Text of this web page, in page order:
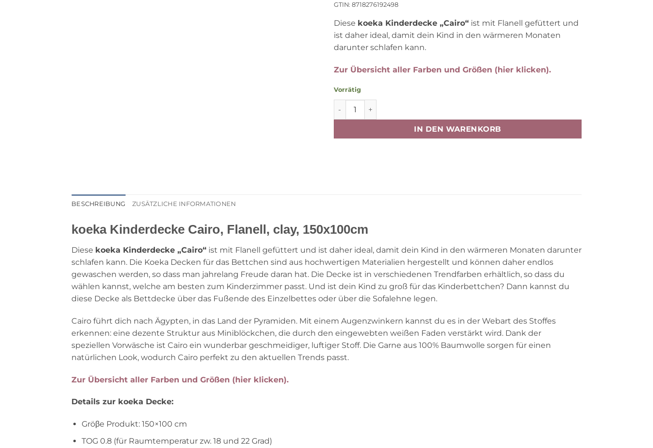
GTIN: 8718276192498
Diese koeka Kinderdecke „Cairo“ ist mit Flanell gefüttert und
ist daher ideal, damit dein Kind in den wärmeren Monaten
darunter schlafen kann.
Zur Übersicht aller Farben und Größen (hier klicken).
Vorrätig
koeka Kinderdecke Cairo, Flanell, clay, 150x100cm Menge
IN DEN WARENKORB
BESCHREIBUNG ZUSÄTZLICHE INFORMATIONEN
koeka Kinderdecke Cairo, Flanell, clay, 150x100cm
Diese koeka Kinderdecke „Cairo“ ist mit Flanell gefüttert und ist daher ideal, damit dein Kind in den wärmeren Monaten darunter
schlafen kann. Die Koeka Decken für das Bettchen sind aus hochwertigen Materialien hergestellt und können daher endlos
gewaschen werden, so dass man jahrelang Freude daran hat. Die Decke ist in verschiedenen Trendfarben erhältlich, so dass du
wählen kannst, welche am besten zum Kinderzimmer passt. Und ist dein Kind zu groß für das Kinderbettchen? Dann kannst du
diese Decke als Bettdecke über das Fußende des Einzelbettes oder über die Sofalehne legen.
Cairo führt dich nach Ägypten, in das Land der Pyramiden. Mit einem Augenzwinkern kannst du es in der Webart des Stoffes
erkennen: eine dezente Struktur aus Miniblöckchen, die durch den eingewebten weißen Faden verstärkt wird. Dank der
speziellen Vorwäsche ist Cairo ein wunderbar geschmeidiger, luftiger Stoff. Die Garne aus 100% Baumwolle sorgen für einen
natürlichen Look, wodurch Cairo perfekt zu den aktuellen Trends passt.
Zur Übersicht aller Farben und Größen (hier klicken).
Details zur koeka Decke:
Gröβe Produkt: 150×100 cm
TOG 0.8 (für Raumtemperatur zw. 18 und 22 Grad)